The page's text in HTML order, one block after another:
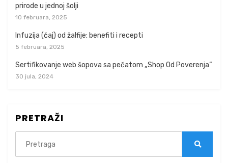
prirode u jednoj šolji
10 februara, 2025
Infuzija (čaj) od žalfije: benefiti i recepti
5 februara, 2025
Sertifikovanje web šopova sa pečatom „Shop Od Poverenja“
30 jula, 2024
PRETRAŽI
for: